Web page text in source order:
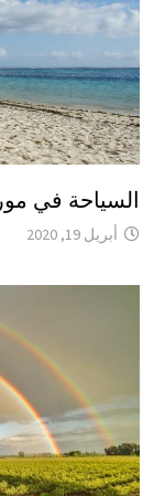
السياحة في
أبريل 19, 2020